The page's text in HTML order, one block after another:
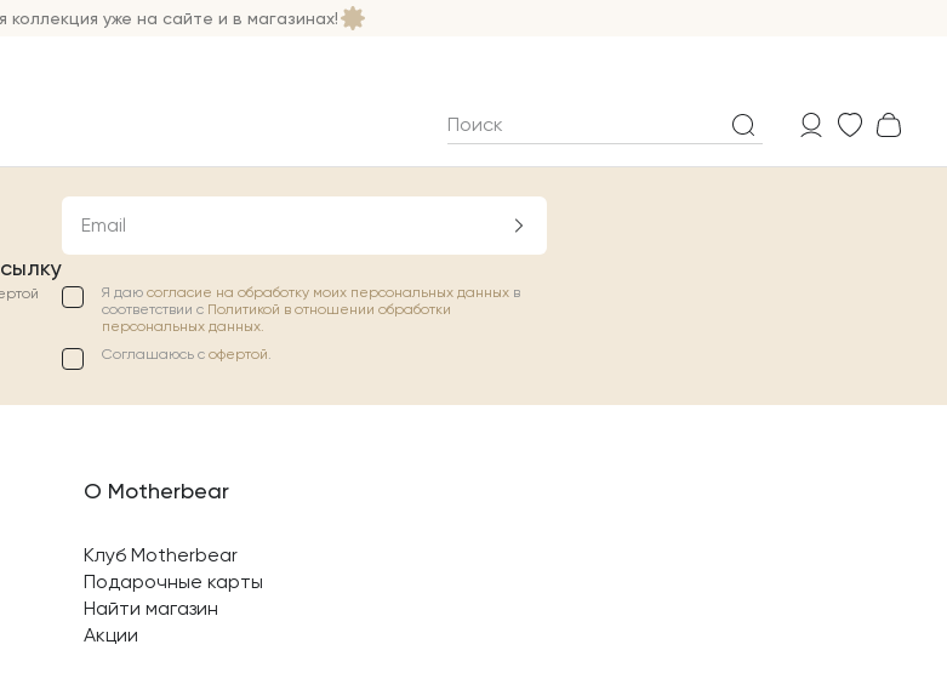
коллекция уже на сайте и в магазинах!
Email
Я даю согласие на обработку моих персональных данных в
соответствии с Политикой в отношении обработки
персональных данных.
Соглашаюсь с офертой.
О Motherbear
Клуб Motherbear
Подарочные карты
Найти магазин
Акции